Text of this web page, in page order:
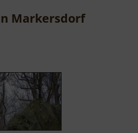
Markersdorf